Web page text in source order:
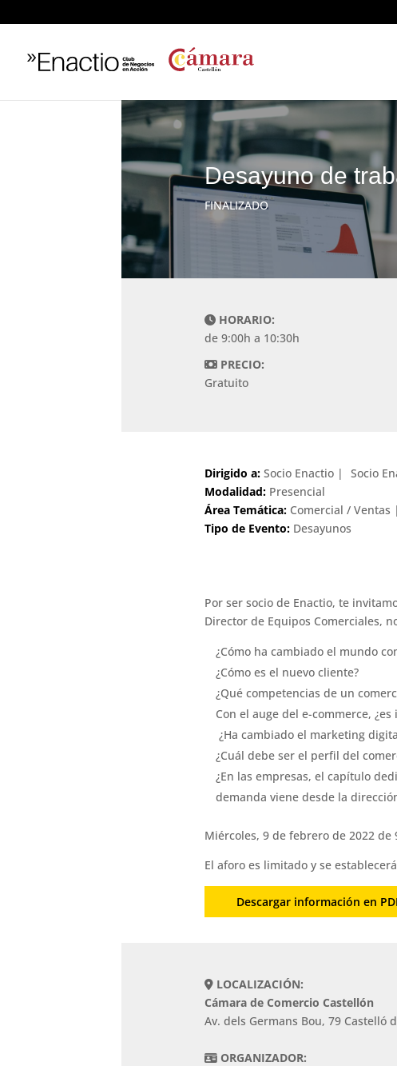
Desayuno de
FINALIZADO
HORARIO:
de 9:00h a 10:30h
PRECIO:
Gratuito
Dirigido a: Socio Enactio
Socio
Modalidad: Presencial
Área Temática: Comercial / Ventas
Tipo de Evento: Desayunos
Por ser socio de Enactio, te
Director de Equipos Comerciales,
¿Cómo ha cambiado el mundo
¿Cómo es el nuevo cliente?
¿Qué competencias de un
Con el auge del e-commerce,
¿Ha cambiado el marketing
¿Cuál debe ser el perfil del
¿En las empresas, el capítulo
demanda viene desde la
Miércoles, 9 de febrero de 2022 de
El aforo es limitado y se
Descargar información en
LOCALIZACIÓN:
Cámara de Comercio Castellón
Av. dels Germans Bou, 79 Castelló
ORGANIZADOR: